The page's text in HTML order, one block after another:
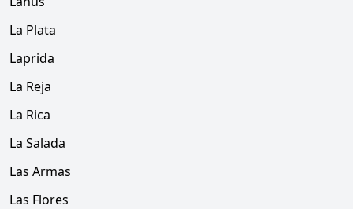
La Plata
Laprida
La Reja
La Rica
La Salada
Las Armas
Las Flores